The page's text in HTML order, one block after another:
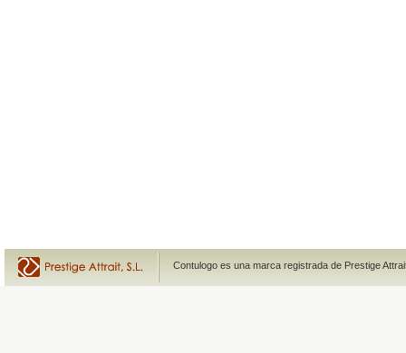
Contulogo es una marca registrada de Prestige